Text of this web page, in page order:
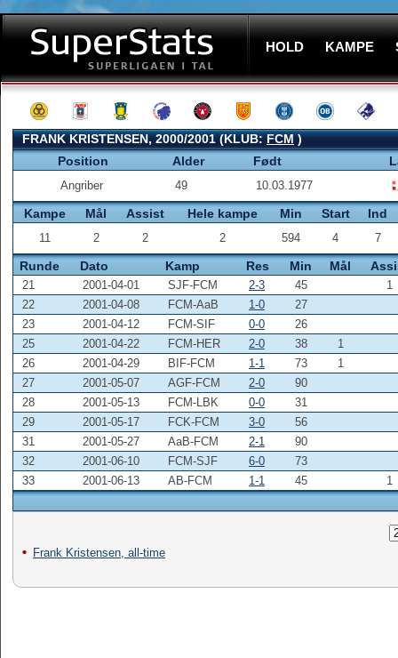
HOLD KAMPE
FRANK KRISTENSEN, 2000/2001 (KLUB:FCM)
Position
Alder Født
Angriber 49 10.03.1977
Kampe Mål Assist Hele kampe Min Start Ind
11 2 2 2 594 4 7
Runde Dato Kamp Res Min Mål
21 2001-04-01 SJF-FCM 2-3 45
1
22
2001-04-08 FCM-AaB 1-0
27
23
2001-04-12 FCM-SIF 0-0
26
25
2001-04-22 FCM-HER 2-0 38
1
26
2001-04-29 BIF-FCM 1-1 73
1
27
2001-05-07 AGF-FCM 2-0
90
28
2001-05-13 FCM-LBK 0-0
31
29
2001-05-17 FCK-FCM 3-0
56
31
2001-05-27 AaB-FCM 2-1
90
32
2001-06-10 FCM-SJF 6-0
73
33
2001-06-13 AB-FCM 1-1 45 1
Frank Kristensen, all-time